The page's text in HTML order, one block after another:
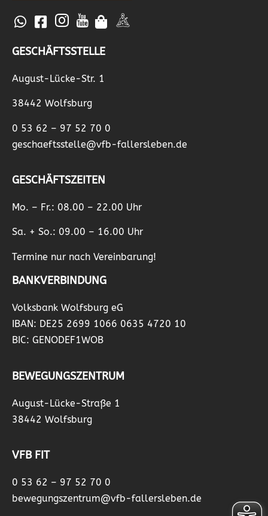
GESCHÄFTSSTELLE
August-Lücke-Str. 1
38442 Wolfsburg
0 53 62 – 97 52 70 0
geschaeftsstelle@vfb-fallersleben.de
GESCHÄFTSZEITEN
Mo. – Fr.: 08.00 – 22.00 Uhr
Sa. + So.: 09.00 – 16.00 Uhr
Termine nur nach Vereinbarung!
BANKVERBINDUNG
Volksbank Wolfsburg eG
IBAN: DE25 2699 1066 0635 4720 10
BIC: GENODEF1WOB
BEWEGUNGSZENTRUM
August-Lücke-Straße 1
38442 Wolfsburg
VFB FIT
0 53 62 – 97 52 70 0
bewegungszentrum@vfb-fallersleben.de